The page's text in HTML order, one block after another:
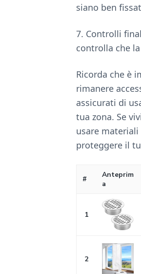
siano ben
7. Controlli
controlla che
Ricorda che è
rimanere
assicurati di
tua zona. Se
usare
proteggere il
#
Anteprim
a
1
2